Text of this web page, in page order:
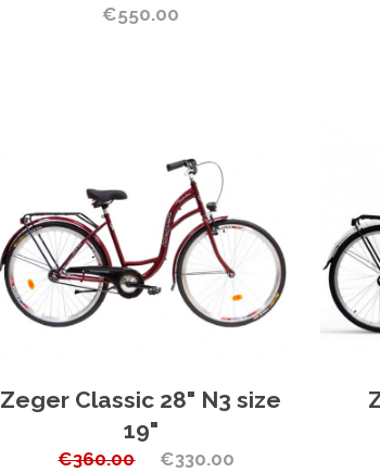
€550.00
Zeger Classic 28" N3 size
19"
€360.00 €330.00